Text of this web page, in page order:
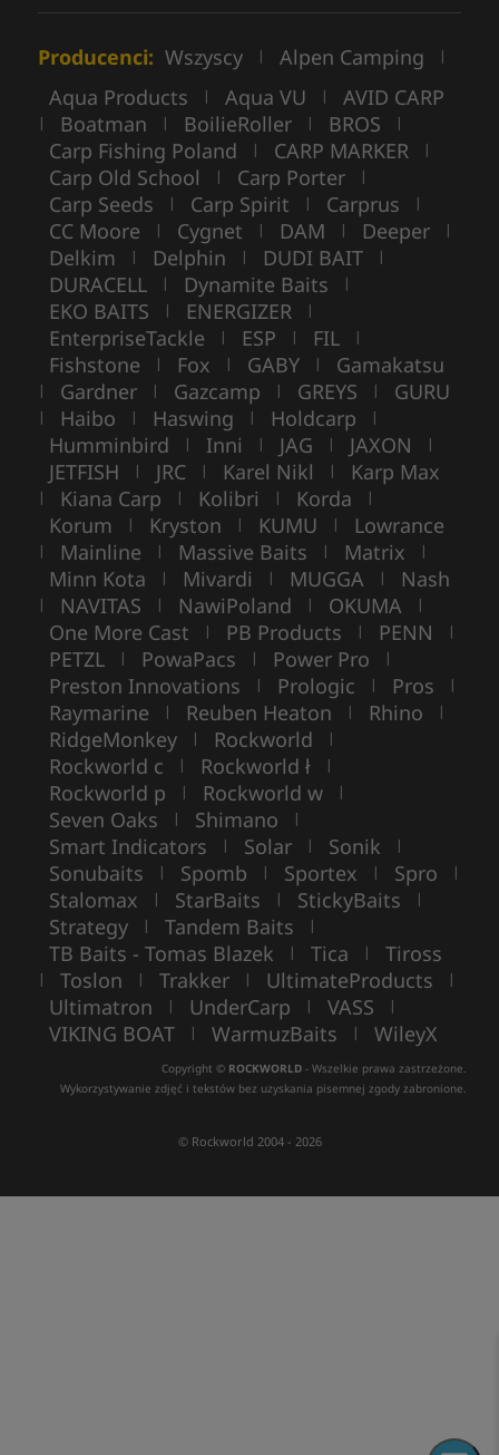
Producenci: Wszyscy | Alpen Camping |
Aqua Products | Aqua VU | AVID CARP
| Boatman | BoilieRoller | BROS |
Carp Fishing Poland | CARP MARKER |
Carp Old School | Carp Porter |
Carp Seeds | Carp Spirit | Carprus |
CC Moore | Cygnet | DAM | Deeper |
Delkim | Delphin | DUDI BAIT |
DURACELL | Dynamite Baits |
EKO BAITS | ENERGIZER |
EnterpriseTackle | ESP | FIL |
Fishstone | Fox | GABY | Gamakatsu
| Gardner | Gazcamp | GREYS | GURU
| Haibo | Haswing | Holdcarp |
Humminbird | Inni | JAG | JAXON |
JETFISH | JRC | Karel Nikl | Karp Max
| Kiana Carp | Kolibri | Korda |
Korum | Kryston | KUMU | Lowrance
| Mainline | Massive Baits | Matrix |
Minn Kota | Mivardi | MUGGA | Nash
| NAVITAS | NawiPoland | OKUMA |
One More Cast | PB Products | PENN |
PETZL | PowaPacs | Power Pro |
Preston Innovations | Prologic | Pros |
Raymarine | Reuben Heaton | Rhino |
RidgeMonkey | Rockworld |
Rockworld c | Rockworld ł |
Rockworld p | Rockworld w |
Seven Oaks | Shimano |
Smart Indicators | Solar | Sonik |
Sonubaits | Spomb | Sportex | Spro |
Stalomax | StarBaits | StickyBaits |
Strategy | Tandem Baits |
TB Baits - Tomas Blazek | Tica | Tiross
| Toslon | Trakker | UltimateProducts |
Ultimatron | UnderCarp | VASS |
VIKING BOAT | WarmuzBaits | WileyX
Copyright © ROCKWORLD - Wszelkie prawa zastrzeżone.
Wykorzystywanie zdjęć i tekstów bez uzyskania pisemnej zgody zabronione.
© Rockworld 2004 - 2026